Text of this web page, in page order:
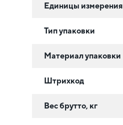
Единицы измерения
Тип упаковки
Материал упаковки
Штрихкод
Вес брутто, кг